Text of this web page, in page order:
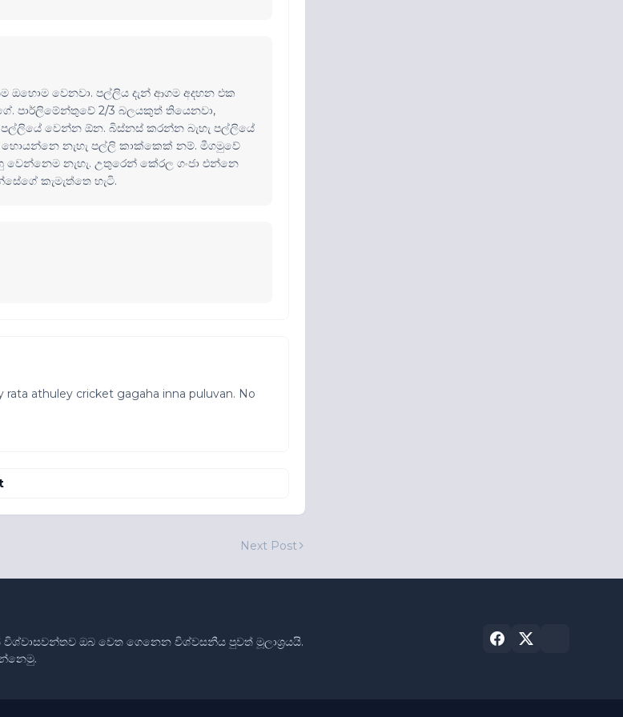
වෙනවා. පල්ලිය දැන් ආගම අදහන එක
පාර්ලිමේන්තුවේ 2/3 බලයකුත් තියෙනවා,
වෙන්න ඕන. බිස්නස් කරන්න බැහැ පල්ලියේ
නැහැ පල්ලි කාක්කෙක් නම්. මීගමුවේ
නැහැ. උතුරෙන් කේරල ගංජා එන්නෙ
කැමැත්තෙ හැටි.
rata athuley cricket gagaha inna puluvan. No
Next Post
විශ්වාසවන්තව ඔබ වෙත ගෙනෙන විශ්වසනීය පුවත් මූලාශ්‍රයයි.